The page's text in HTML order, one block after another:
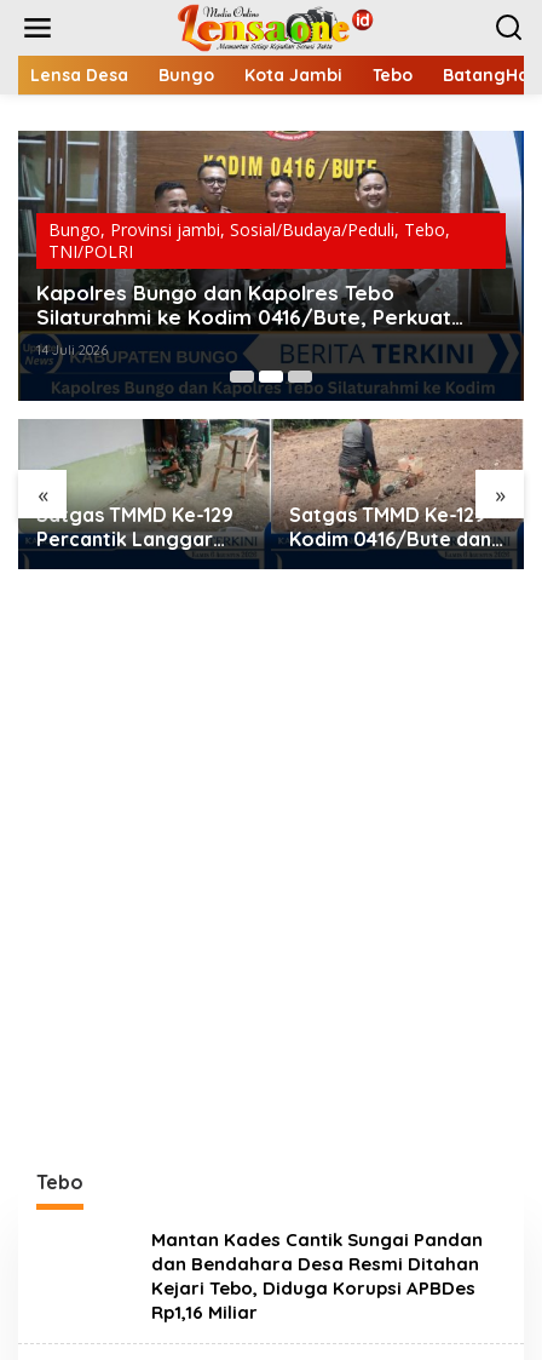
Lensa Desa Bungo Kota Jambi Tebo BatangHari
Bungo, Provinsi jambi, Sosial/Budaya/Peduli, Tebo,
TNI/POLRI
Kapolres Bungo dan Kapolres Tebo
Silaturahmi ke Kodim 0416/Bute, Perkuat
Sinergi TNI-Polri
14 Juli 2026
« »
Satgas TMMD Ke-129
Percantik Langgar
Nurul Fajri, Dinding
Satgas TMMD Ke-129
Kodim 0416/Bute dan
Warga Mulai Tanam
Tebo
Mantan Kades Cantik Sungai Pandan
dan Bendahara Desa Resmi Ditahan
Kejari Tebo, Diduga Korupsi APBDes
Rp1,16 Miliar